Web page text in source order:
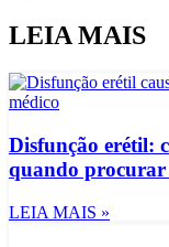
LEIA MAIS
Disfunção erétil:
quando procurar
LEIA MAIS »